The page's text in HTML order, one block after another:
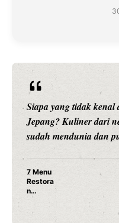
Siapa yang tidak kenal
Jepang? Kuliner dari
sudah mendunia dan
7 Menu
Restora
n
Jepang
yang